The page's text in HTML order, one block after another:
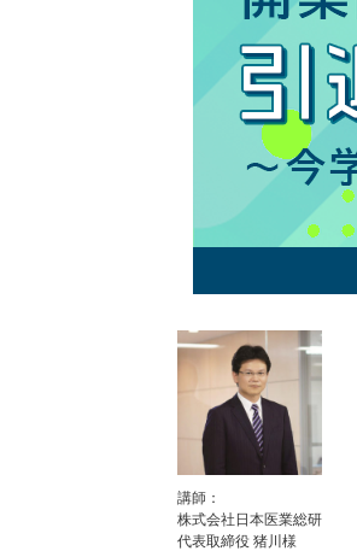
講師：
株式会社日本医業総研
代表取締役 猪川様